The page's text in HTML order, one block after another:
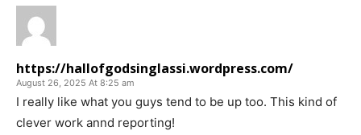
https://hallofgodsinglassi.wordpress.com/
August 26, 2025 At 8:25 am
I really like what you guys tend to be up too. This kind of
clever work annd reporting!